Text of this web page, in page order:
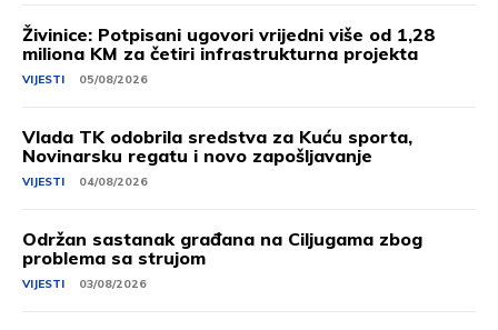
Živinice: Potpisani ugovori vrijedni više od 1,28
miliona KM za četiri infrastrukturna projekta
VIJESTI 05/08/2026
Vlada TK odobrila sredstva za Kuću sporta,
Novinarsku regatu i novo zapošljavanje
VIJESTI 04/08/2026
Održan sastanak građana na Ciljugama zbog
problema sa strujom
VIJESTI 03/08/2026